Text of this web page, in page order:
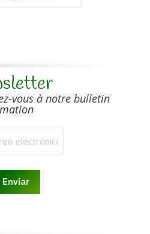
vous à notre bulletin